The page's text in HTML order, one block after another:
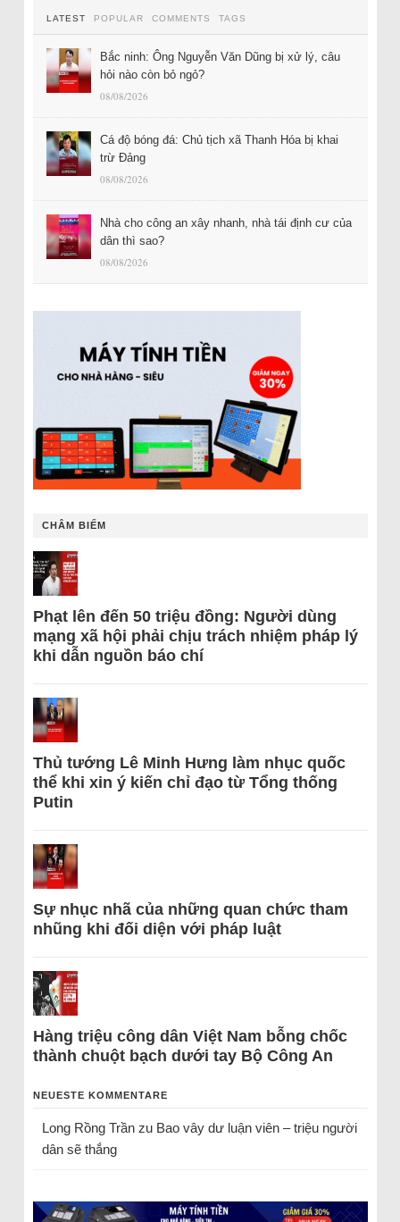
LATEST POPULAR COMMENTS TAGS
Bắc ninh: Ông Nguyễn Văn Dũng bị xử lý, câu
hỏi nào còn bỏ ngỏ?
08/08/2026
Cá độ bóng đá: Chủ tịch xã Thanh Hóa bị khai
trừ Đảng
08/08/2026
Nhà cho công an xây nhanh, nhà tái định cư của
dân thì sao?
08/08/2026
CHÂM BIẾM
Phạt lên đến 50 triệu đồng: Người dùng
mạng xã hội phải chịu trách nhiệm pháp lý
khi dẫn nguồn báo chí
Thủ tướng Lê Minh Hưng làm nhục quốc
thể khi xin ý kiến chỉ đạo từ Tổng thống
Putin
Sự nhục nhã của những quan chức tham
nhũng khi đối diện với pháp luật
Hàng triệu công dân Việt Nam bỗng chốc
thành chuột bạch dưới tay Bộ Công An
NEUESTE KOMMENTARE
Long Rồng Trầnzu Bao vây dư luận viên – triệu người
dân sẽ thắng